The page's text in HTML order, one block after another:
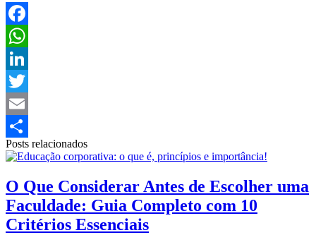
Facebook
WhatsApp
LinkedIn
Twitter
Email
Share
Posts relacionados
O Que Considerar Antes de Escolher uma
Faculdade: Guia Completo com 10
Critérios Essenciais